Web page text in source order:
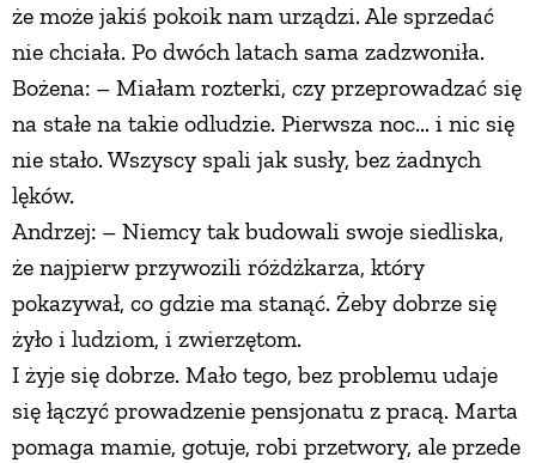
że może jakiś pokoik nam urządzi. Ale sprzedać
nie chciała. Po dwóch latach sama zadzwoniła.
Bożena: – Miałam rozterki, czy przeprowadzać się
na stałe na takie odludzie. Pierwsza noc... i nic się
nie stało. Wszyscy spali jak susły, bez żadnych
lęków.
Andrzej: – Niemcy tak budowali swoje siedliska,
że najpierw przywozili różdżkarza, który
pokazywał, co gdzie ma stanąć. Żeby dobrze się
żyło i ludziom, i zwierzętom.
I żyje się dobrze. Mało tego, bez problemu udaje
się łączyć prowadzenie pensjonatu z pracą. Marta
pomaga mamie, gotuje, robi przetwory, ale przede